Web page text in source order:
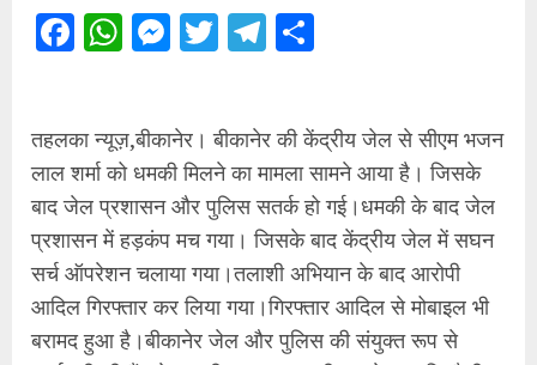
Facebook
WhatsApp
Messenger
TwitterTelegram
तहलका न्यूज़,बीकानेर। बीकानेर की केंद्रीय जेल से सीएम भजन
लाल शर्मा को धमकी मिलने का मामला सामने आया है। जिसके
बाद जेल प्रशासन और पुलिस सतर्क हो गई।धमकी के बाद जेल
प्रशासन में हड़कंप मच गया। जिसके बाद केंद्रीय जेल में सघन
सर्च ऑपरेशन चलाया गया।तलाशी अभियान के बाद आरोपी
आदिल गिरफ्तार कर लिया गया।गिरफ्तार आदिल से मोबाइल भी
बरामद हुआ है।बीकानेर जेल और पुलिस की संयुक्त रूप से